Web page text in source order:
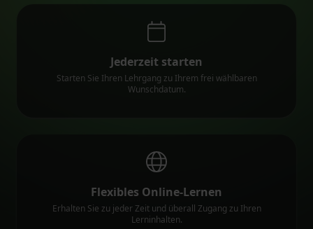
Jederzeit starten
Starten Sie Ihren Lehrgang zu Ihrem frei wählbaren
Wunschdatum.
Flexibles Online-Lernen
Erhalten Sie zu jeder Zeit und überall Zugang zu Ihren
Lerninhalten.